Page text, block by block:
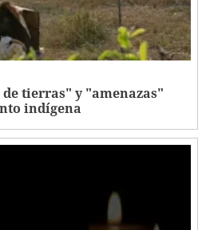
tierras" y "amenazas"
indígena